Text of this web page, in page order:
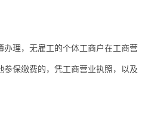
办理，无雇工的个体工商户在工商营
参保缴费的，凭工商营业执照，以及